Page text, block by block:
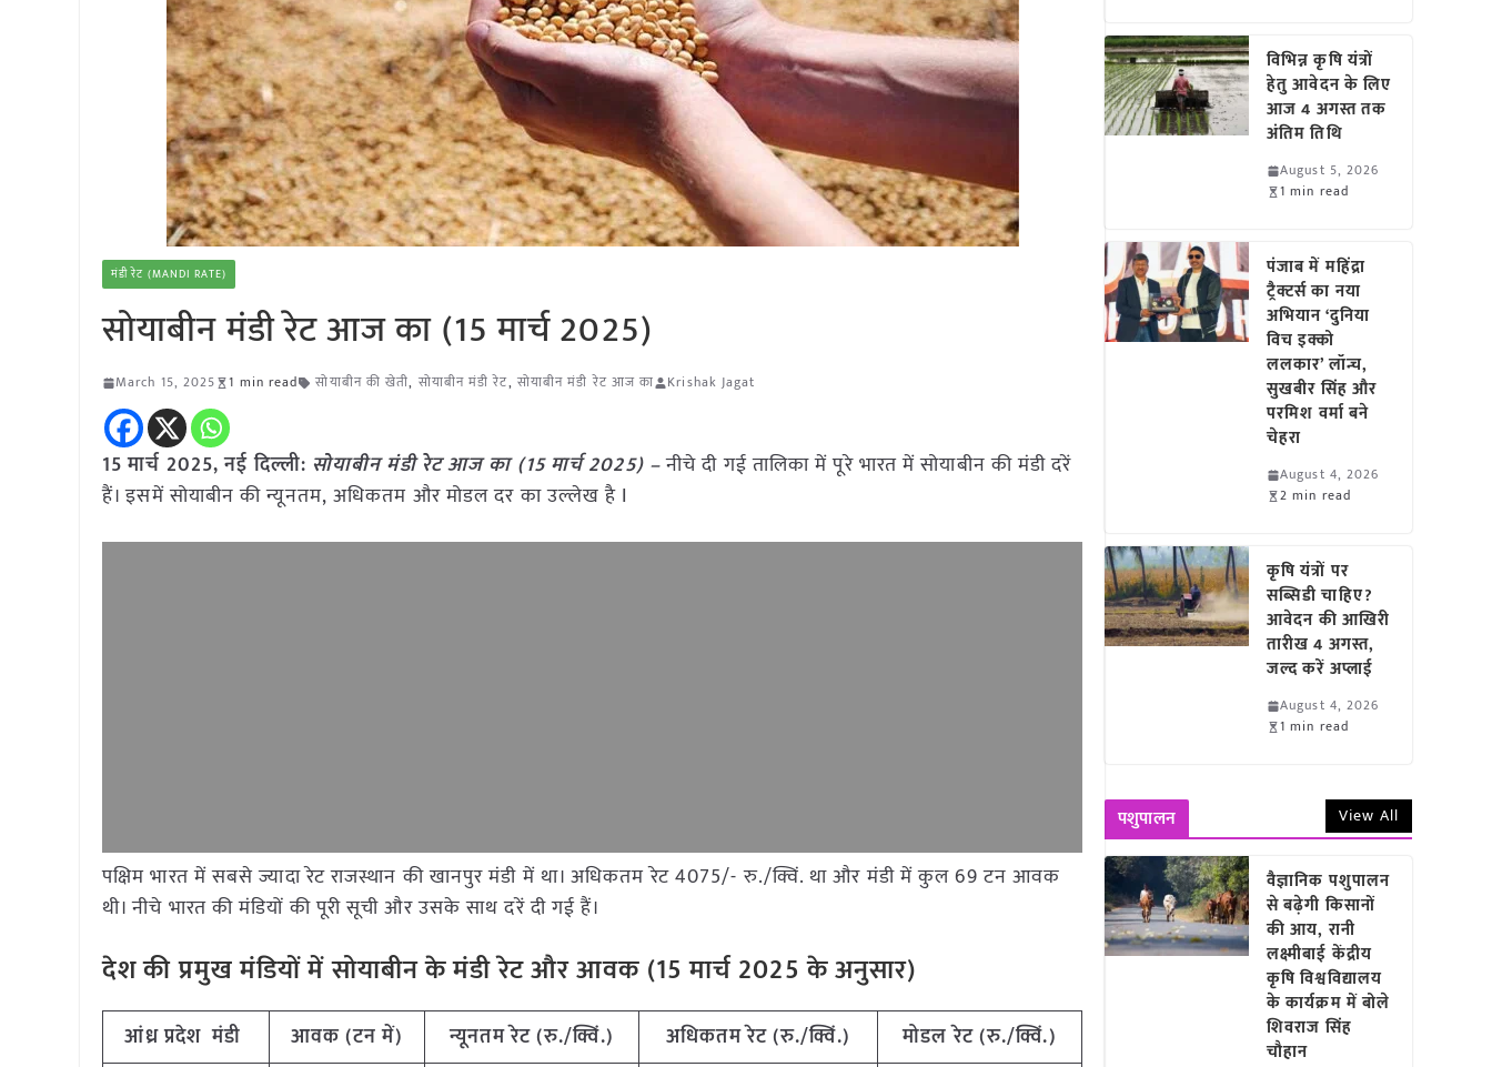
मंडी रेट (MANDI RATE)
सोयाबीन मंडी रेट आज का (15 मार्च 2025)
March 15, 2025 1 min read सोयाबीन की खेती, सोयाबीन मंडी रेट, सोयाबीन मंडी रेट आज का Krishak Jagat
15 मार्च 2025, नई दिल्ली: सोयाबीन मंडी रेट आज का (15 मार्च 2025) –नीचे दी गई तालिका में पूरे भारत में सोयाबीन की मंडी दरें
हैं। इसमें सोयाबीन की न्यूनतम, अधिकतम और मोडल दर का उल्लेख है I
पक्षिम भारत में सबसे ज्यादा रेट राजस्थान की खानपुर मंडी में था। अधिकतम रेट 4075/- रु./क्विं. था और मंडी में कुल 69 टन आवक
थी। नीचे भारत की मंडियों की पूरी सूची और उसके साथ दरें दी गई हैं।
देश की प्रमुख मंडियों में सोयाबीन के मंडी रेट और आवक (15मार्च2025 के अनुसार)
आंध्र प्रदेश मंडी आवक (टन में) न्यूनतम रेट (रु./क्विं.) अधिकतम रेट (रु./क्विं.) मोडल रेट(रु./क्विं.)
विभिन्न कृषि यंत्रों
हेतु आवेदन के लिए
आज 4 अगस्त तक
अंतिम तिथि
August 5, 2026
1 min read
पंजाब में महिंद्रा
ट्रैक्टर्स का नया
अभियान ‘दुनिया
विच इक्को
ललकार’ लॉन्च,
सुखबीर सिंह और
परमिश वर्मा बने
चेहरा
August 4, 2026
2 min read
कृषि यंत्रों पर
सब्सिडी चाहिए?
आवेदन की आखिरी
तारीख 4 अगस्त,
जल्द करें अप्लाई
August 4, 2026
1 min read
पशुपालन View All
वैज्ञानिक पशुपालन
से बढ़ेगी किसानों
की आय, रानी
लक्ष्मीबाई केंद्रीय
कृषि विश्वविद्यालय
के कार्यक्रम में बोले
शिवराज सिंह
चौहान